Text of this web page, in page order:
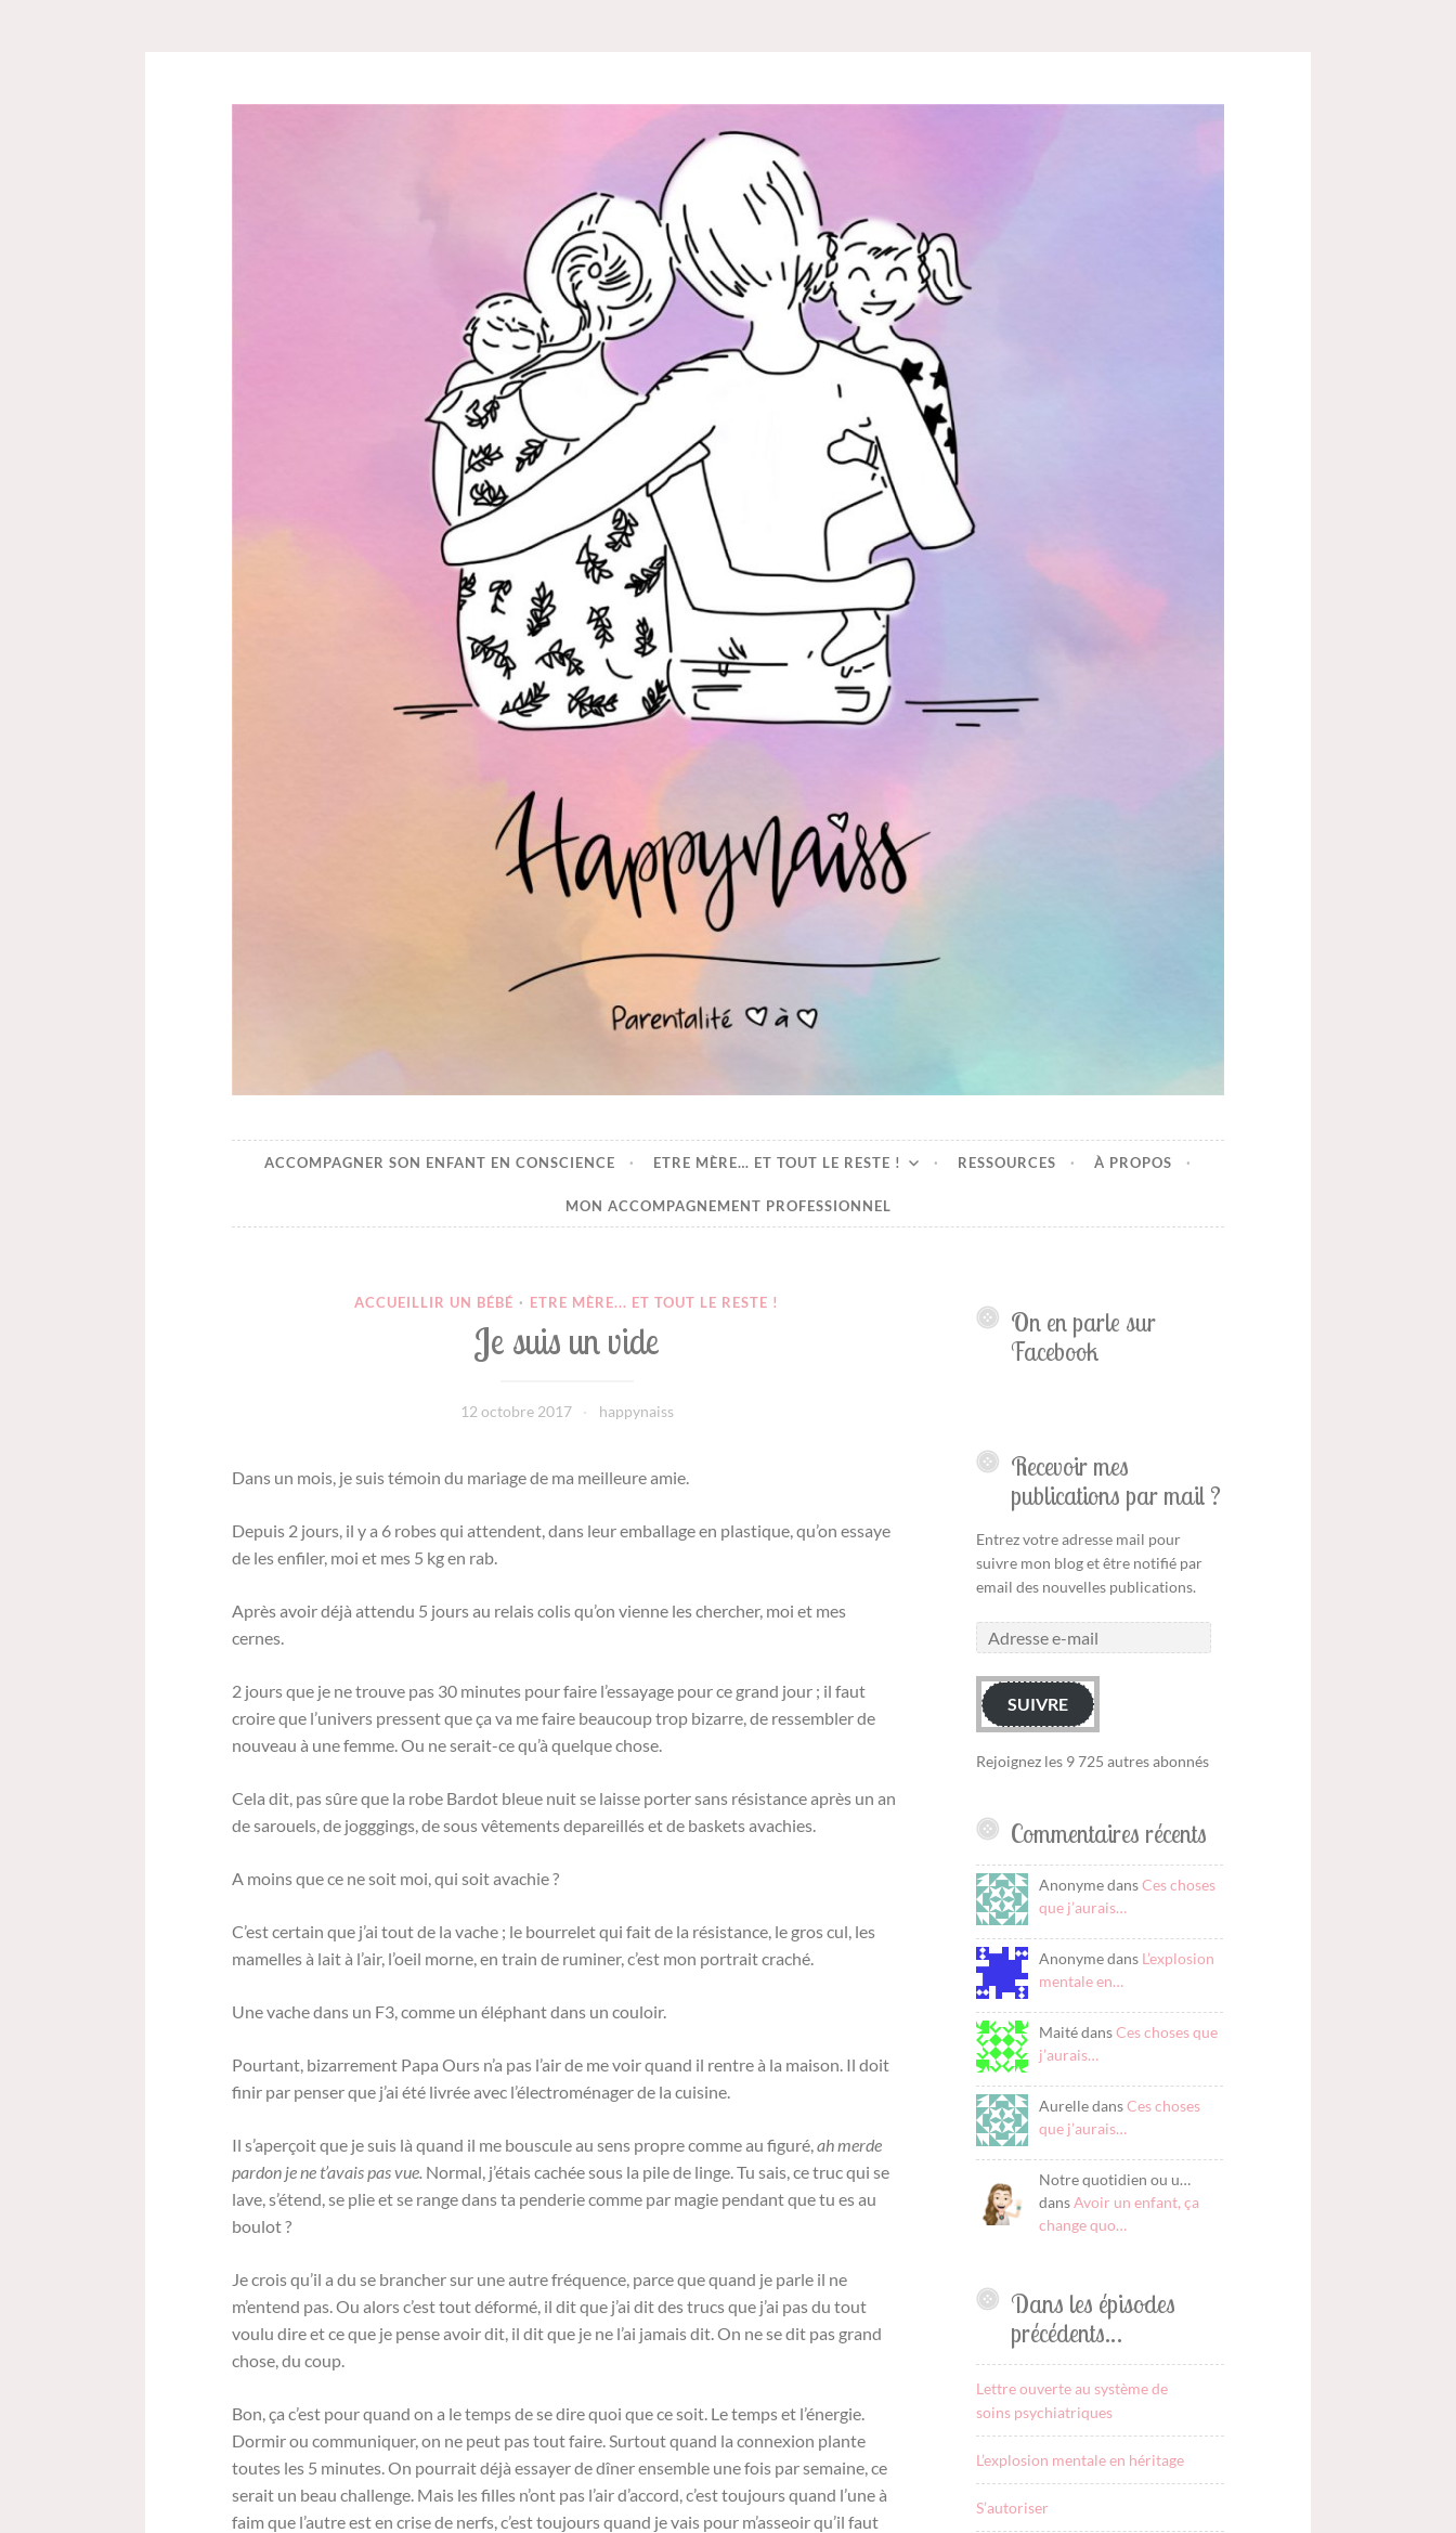
Happynaiss
Parentalité de coeur à coeur
ACCOMPAGNER SON ENFANT EN CONSCIENCE ETRE MÈRE… ET TOUT LE RESTE ! RESSOURCES À PROPOS
MON ACCOMPAGNEMENT PROFESSIONNEL
ACCUEILLIR UN BÉBÉ · ETRE MÈRE... ET TOUT LE RESTE !
Je suis un vide
12 octobre 2017 happynaiss
Dans un mois, je suis témoin du mariage de ma meilleure amie.
Depuis 2 jours, il y a 6 robes qui attendent, dans leur emballage en plastique, qu’on essaye
de les enfiler, moi et mes 5 kg en rab.
Après avoir déjà attendu 5 jours au relais colis qu’on vienne les chercher, moi et mes
cernes.
2 jours que je ne trouve pas 30 minutes pour faire l’essayage pour ce grand jour ; il faut
croire que l’univers pressent que ça va me faire beaucoup trop bizarre, de ressembler de
nouveau à une femme. Ou ne serait-ce qu’à quelque chose.
Cela dit, pas sûre que la robe Bardot bleue nuit se laisse porter sans résistance après un an
de sarouels, de jogggings, de sous vêtements depareillés et de baskets avachies.
A moins que ce ne soit moi, qui soit avachie ?
C’est certain que j’ai tout de la vache ; le bourrelet qui fait de la résistance, le gros cul, les
mamelles à lait à l’air, l’oeil morne, en train de ruminer, c’est mon portrait craché.
Une vache dans un F3, comme un éléphant dans un couloir.
Pourtant, bizarrement Papa Ours n’a pas l’air de me voir quand il rentre à la maison. Il doit
finir par penser que j’ai été livrée avec l’électroménager de la cuisine.
Il s’aperçoit que je suis là quand il me bouscule au sens propre comme au figuré,ah merde
pardon je ne t’avais pas vue. Normal, j’étais cachée sous la pile de linge. Tu sais, ce truc qui se
lave, s’étend, se plie et se range dans ta penderie comme par magie pendant que tu es au
boulot ?
Je crois qu’il a du se brancher sur une autre fréquence, parce que quand je parle il ne
m’entend pas. Ou alors c’est tout déformé, il dit que j’ai dit des trucs que j’ai pas du tout
voulu dire et ce que je pense avoir dit, il dit que je ne l’ai jamais dit. On ne se dit pas grand
chose, du coup.
Bon, ça c’est pour quand on a le temps de se dire quoi que ce soit. Le temps et l’énergie.
Dormir ou communiquer, on ne peut pas tout faire. Surtout quand la connexion plante
toutes les 5 minutes. On pourrait déjà essayer de dîner ensemble une fois par semaine, ce
serait un beau challenge. Mais les filles n’ont pas l’air d’accord, c’est toujours quand l’une à
faim que l’autre est en crise de nerfs, c’est toujours quand je vais pour m’asseoir qu’il faut
On en parle sur
Facebook
Recevoir mes
publications par mail ?
Entrez votre adresse mail pour
suivre mon blog et être notifié par
email des nouvelles publications.
SUIVRE
Rejoignez les 9 725 autres abonnés
Commentaires récents
Anonyme dansCes choses
que j’aurais…
Anonyme dans L’explosion
mentale en…
Maité dansCes choses que
j’aurais…
Aurelle dansCes choses
que j’aurais…
Notre quotidien ou u…
dansAvoir un enfant, ça
change quo…
Dans les épisodes
précédents…
Lettre ouverte au système de
soins psychiatriques
L’explosion mentale en héritage
S’autoriser